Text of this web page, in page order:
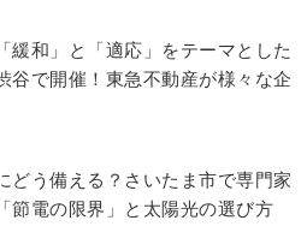
緩和」と「適応」をテーマとした
谷で開催！東急不動産が様々な企
どう備える？さいたま市で専門家
節電の限界」と太陽光の選び方